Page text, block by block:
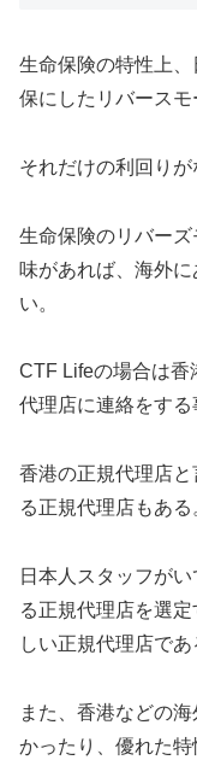
生命保険の特性上
保にしたリバースモ
それだけの利回りが
生命保険のリバー
味があれば、海外
い。
CTF Lifeの場合は香
代理店に連絡をする
香港の正規代理店
る正規代理店もある
日本人スタッフが
る正規代理店を選
しい正規代理店であ
また、香港などの
かったり、優れた